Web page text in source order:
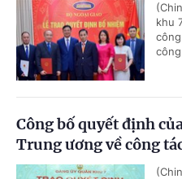
khu
Công bố quyết định
Trung ương về công